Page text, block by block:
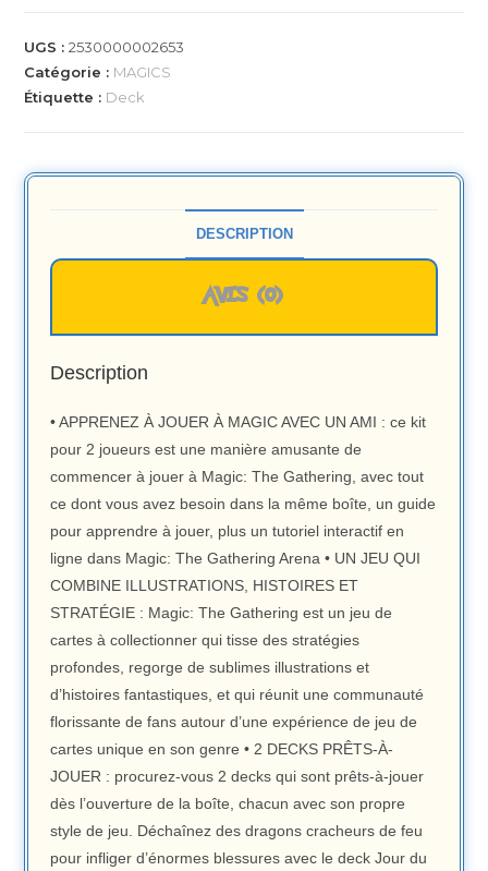
UGS :2530000002653
Catégorie : MAGICS
Étiquette : Deck
DESCRIPTION
AVIS (0)
Description
• APPRENEZ À JOUER À MAGIC AVEC UN AMI : ce kit
pour 2 joueurs est une manière amusante de
commencer à jouer à Magic: The Gathering, avec tout
ce dont vous avez besoin dans la même boîte, un guide
pour apprendre à jouer, plus un tutoriel interactif en
ligne dans Magic: The Gathering Arena • UN JEU QUI
COMBINE ILLUSTRATIONS, HISTOIRES ET
STRATÉGIE : Magic: The Gathering est un jeu de
cartes à collectionner qui tisse des stratégies
profondes, regorge de sublimes illustrations et
d’histoires fantastiques, et qui réunit une communauté
florissante de fans autour d’une expérience de jeu de
cartes unique en son genre • 2 DECKS PRÊTS-À-
JOUER : procurez-vous 2 decks qui sont prêts-à-jouer
dès l’ouverture de la boîte, chacun avec son propre
style de jeu. Déchaînez des dragons cracheurs de feu
pour infliger d’énormes blessures avec le deck Jour du